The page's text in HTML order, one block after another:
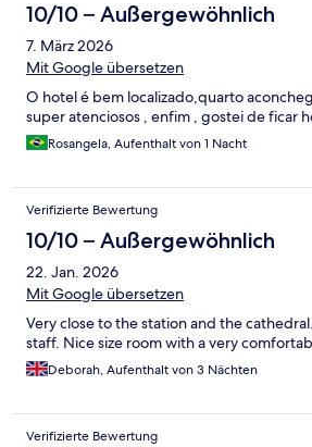
10/10 – Außergewöhnlich
7. März 2026
Mit Google übersetzen
O hotel é bem localizado,quarto
super atenciosos , enfim , gostei de ficar
Rosangela, Aufenthalt von 1 Nacht
Verifizierte Bewertung
10/10 – Außergewöhnlich
22. Jan. 2026
Mit Google übersetzen
Very close to the station and the
staff. Nice size room with a very
Deborah, Aufenthalt von 3 Nächten
Verifizierte Bewertung